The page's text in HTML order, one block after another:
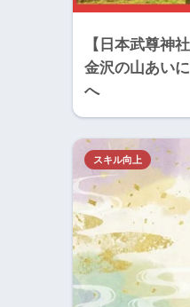
【日本武尊神
金沢の山あい
へ
スキル向上